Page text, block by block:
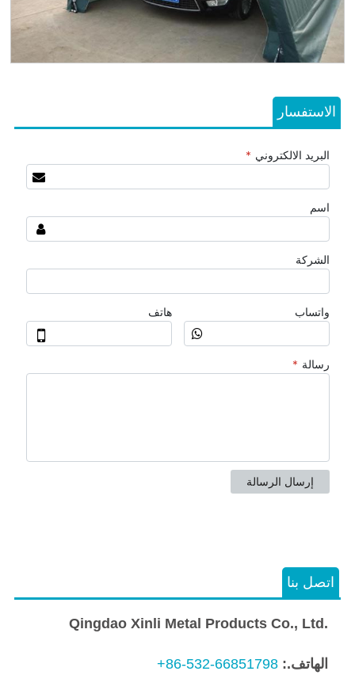
الاستفسار
اتصل بنا
Qingdao Xinli Metal Products Co., Ltd.
الهاتف.: +86-532-66851798